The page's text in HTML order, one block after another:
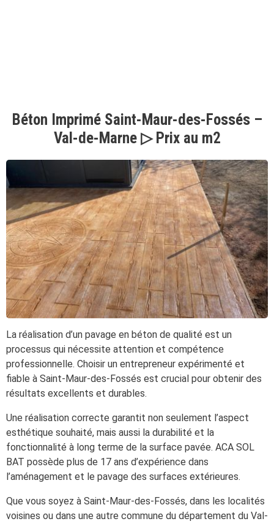
Béton Imprimé Saint-Maur-des-Fossés –
Val-de-Marne ▷ Prix au m2
La réalisation d’un pavage en béton de qualité est un
processus qui nécessite attention et compétence
professionnelle. Choisir un entrepreneur expérimenté et
fiable à Saint-Maur-des-Fossés est crucial pour obtenir des
résultats excellents et durables.
Une réalisation correcte garantit non seulement l’aspect
esthétique souhaité, mais aussi la durabilité et la
fonctionnalité à long terme de la surface pavée. ACA SOL
BAT possède plus de 17 ans d’expérience dans
l’aménagement et le pavage des surfaces extérieures.
Que vous soyez à Saint-Maur-des-Fossés, dans les localités
voisines ou dans une autre commune du département du Val-